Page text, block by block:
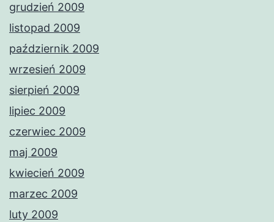
grudzień 2009
listopad 2009
październik 2009
wrzesień 2009
sierpień 2009
lipiec 2009
czerwiec 2009
maj 2009
kwiecień 2009
marzec 2009
luty 2009